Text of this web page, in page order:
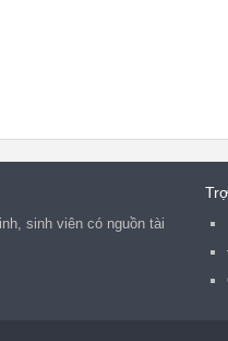
sinh viên có nguồn tài